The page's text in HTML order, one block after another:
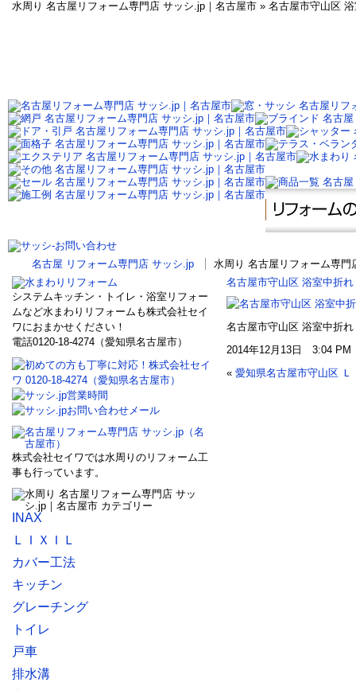
水周り 名古屋リフォーム専門店 サッシ.jp｜名古屋市 » 名古屋市守山区
名古屋 リフォーム専門店 サッシ.jp
水周り 名古屋リフォーム専
名古屋市守山区 浴室中折れ
名古屋市守山区 浴室中折れ
2014年12月13日 3:04
« 愛知県名古屋市守山区
システムキッチン・トイレ・浴室リフォー
ムなど水まわりリフォームも株式会社セイ
ワにおまかせください！
電話0120-18-4274（愛知県名古屋市）
株式会社セイワでは水周りのリフォーム工
事も行っています。
INAX
ＬＩＸＩＬ
カバー工法
キッチン
グレーチング
トイレ
戸車
排水溝